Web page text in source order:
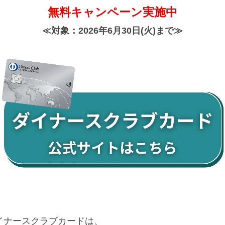
無料キャンペーン実施中
≪対象：2026年6月30日(火)まで≫
ナースクラブカードは、